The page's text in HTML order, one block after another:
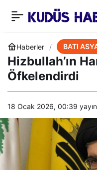
Haberler BATI
Hizbullah’ın
Öfkelendirdi
18 Ocak 2026, 00:39
İranlı General: 10 Dolarlık
Maliyetle 900 bin
Dolarlık Füzeyi